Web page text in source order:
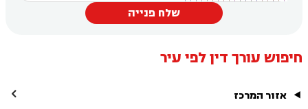
שלח פנייה
חיפוש עורך דין לפי עיר
אזור המרכז 